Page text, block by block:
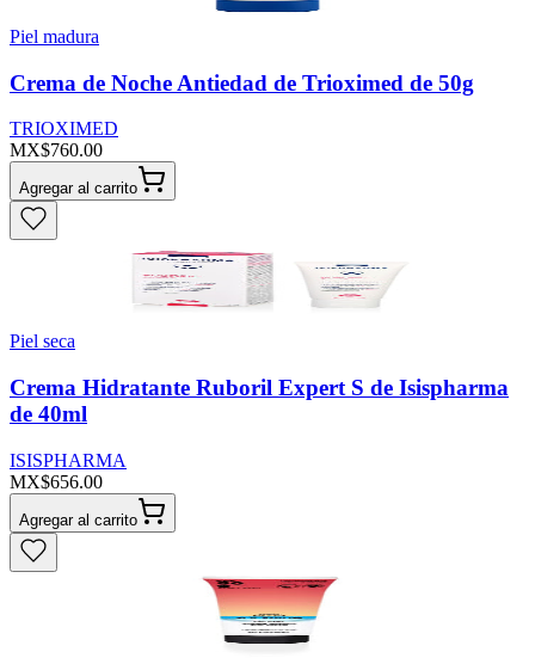
Piel madura
Crema de Noche Antiedad de Trioximed de 50g
TRIOXIMED
MX$760.00
Agregar al carrito
Piel seca
Crema Hidratante Ruboril Expert S de Isispharma
de 40ml
ISISPHARMA
MX$656.00
Agregar al carrito